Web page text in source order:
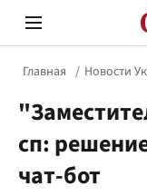
Главная Новости
сп:
чат-бот